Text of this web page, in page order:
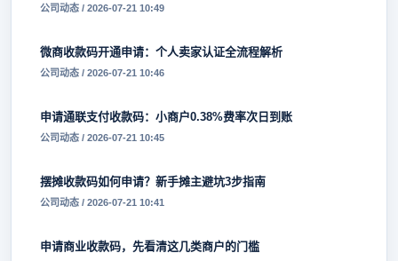
公司动态 / 2026-07-21 10:49
微商收款码开通申请：个人卖家认证全流程解析
公司动态 / 2026-07-21 10:46
申请通联支付收款码：小商户0.38%费率次日到账
公司动态 / 2026-07-21 10:45
摆摊收款码如何申请？新手摊主避坑3步指南
公司动态 / 2026-07-21 10:41
申请商业收款码，先看清这几类商户的门槛